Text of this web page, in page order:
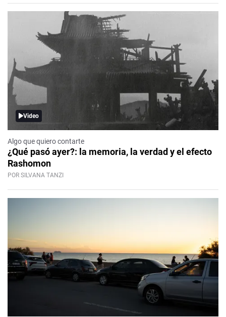
Video
Algo que quiero contarte
¿Qué pasó ayer?: la memoria, la verdad y el efecto
Rashomon
POR SILVANA TANZI